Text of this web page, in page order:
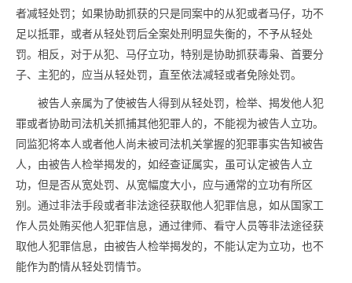
者减轻处罚；如果协助抓获的只是同案中的从犯或者马仔，功不
足以抵罪，或者从轻处罚后全案处刑明显失衡的，不予从轻处
罚。相反，对于从犯、马仔立功，特别是协助抓获毒枭、首要分
子、主犯的，应当从轻处罚，直至依法减轻或者免除处罚。
被告人亲属为了使被告人得到从轻处罚，检举、揭发他人犯
罪或者协助司法机关抓捕其他犯罪人的，不能视为被告人立功。
同监犯将本人或者他人尚未被司法机关掌握的犯罪事实告知被告
人，由被告人检举揭发的，如经查证属实，虽可认定被告人立
功，但是否从宽处罚、从宽幅度大小，应与通常的立功有所区
别。通过非法手段或者非法途径获取他人犯罪信息，如从国家工
作人员处贿买他人犯罪信息，通过律师、看守人员等非法途径获
取他人犯罪信息，由被告人检举揭发的，不能认定为立功，也不
能作为酌情从轻处罚情节。